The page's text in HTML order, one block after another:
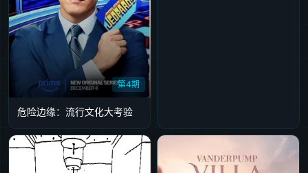
第4期
危险边缘：流行文化大考验